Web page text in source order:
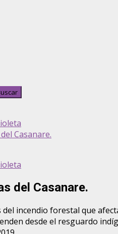
Casanare.
del Casanare.
del incendio forestal que
desde el resguardo